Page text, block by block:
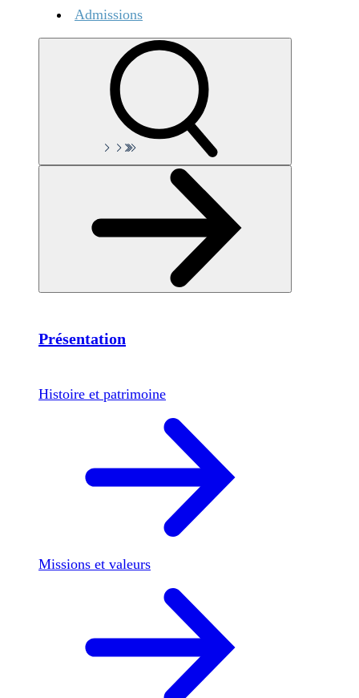
Admissions
Présentation
Histoire et patrimoine
Missions et valeurs